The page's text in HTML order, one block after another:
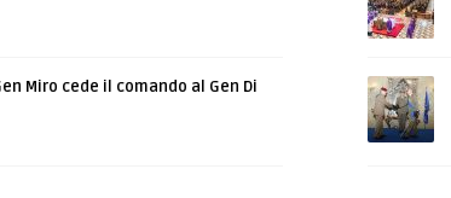
Miro cede il comando al Gen Di